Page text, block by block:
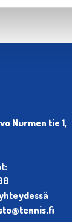
Nurmen tie 1,